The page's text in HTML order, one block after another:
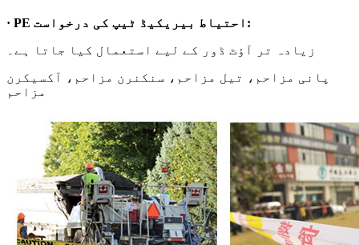
· PE احتیاط بیریکیڈ ٹیپ کی درخواست:
زیادہ تر آؤٹ ڈور کے لیے استعمال کیا جاتا ہے۔
پانی مزاحم، تیل مزاحم، سنکنرن مزاحم، آکسیکرن
مزاحم